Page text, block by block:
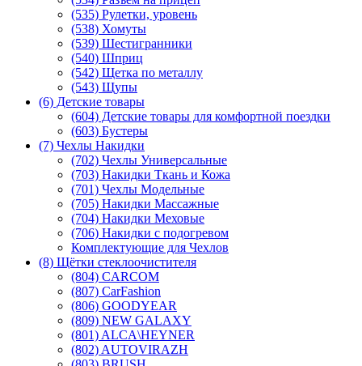
(535) Рулетки, уровень
(538) Хомуты
(539) Шестигранники
(540) Шприц
(542) Щетка по металлу
(543) Щупы
(6) Детские товары
(604) Детские товары для комфортной поездки
(603) Бустеры
(7) Чехлы Накидки
(702) Чехлы Универсальные
(703) Накидки Ткань и Кожа
(701) Чехлы Модельные
(705) Накидки Массажные
(704) Накидки Меховые
(706) Накидки с подогревом
Комплектующие для Чехлов
(8) Щётки стеклоочистителя
(804) CARCOM
(807) CarFashion
(806) GOODYEAR
(809) NEW GALAXY
(801) ALCA\HEYNER
(802) AUTOVIRAZH